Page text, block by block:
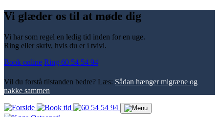
Vi glæder os til at møde dig
Vi har som regel en ledig tid inden for en uge.
Ring eller skriv, hvis du er i tvivl.
Book online Ring 60 54 54 94
Vil du forstå tilstanden bedre? Læs: Sådan hænger migræne og
nakke sammen